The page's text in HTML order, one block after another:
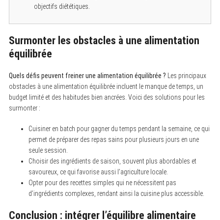
objectifs diététiques.
Surmonter les obstacles à une alimentation
équilibrée
Quels défis peuvent freiner une alimentation équilibrée ? Les principaux
obstacles à une alimentation équilibrée incluent le manque de temps, un
budget limité et des habitudes bien ancrées. Voici des solutions pour les
surmonter :
Cuisiner en batch pour gagner du temps pendant la semaine, ce qui
permet de préparer des repas sains pour plusieurs jours en une
seule session.
Choisir des ingrédients de saison, souvent plus abordables et
savoureux, ce qui favorise aussi l’agriculture locale.
Opter pour des recettes simples qui ne nécessitent pas
d’ingrédients complexes, rendant ainsi la cuisine plus accessible.
Conclusion : intégrer l’équilibre alimentaire